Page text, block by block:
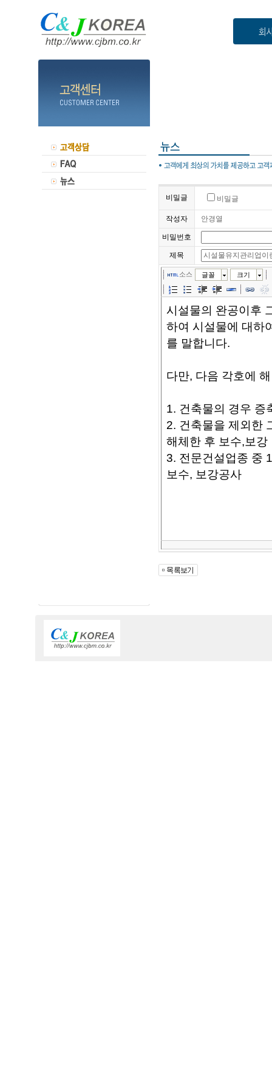
비밀글 비밀글
작성자 안경열
비밀번호
제목
소스 글꼴 크기